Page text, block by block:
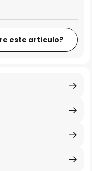
este artículo?